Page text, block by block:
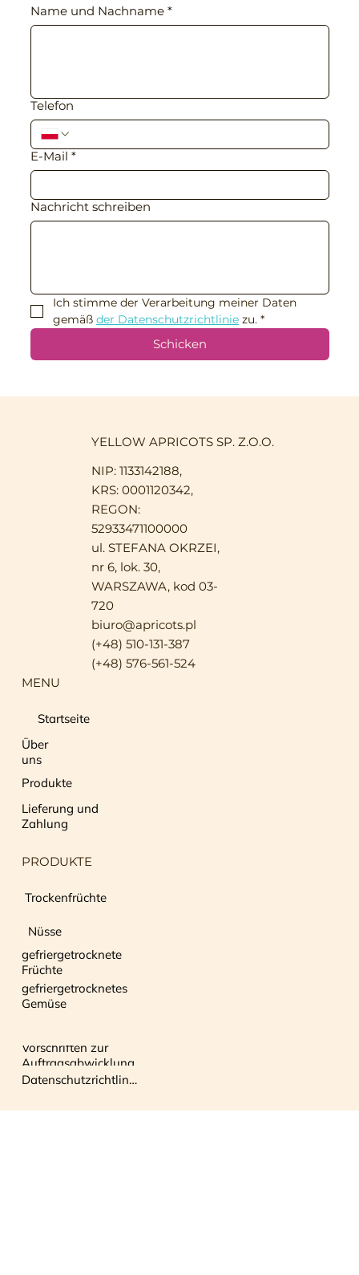
Name und Nachname *
Telefon
E-Mail *
Nachricht schreiben
Ich stimme der Verarbeitung meiner Daten
gemäß der Datenschutzrichtlinie zu. *
Schicken
YELLOW APRICOTS SP. Z.O.O.
NIP: 1133142188,
KRS: 0001120342,
REGON:
52933471100000
ul. STEFANA OKRZEI,
nr 6, lok. 30,
WARSZAWA, kod 03-
720
biuro@apricots.pl
(+48) 510-131-387
(+48) 576-561-524
MENU
Startseite
Über
uns
Produkte
Lieferung und
Zahlung
PRODUKTE
Trockenfrüchte
Nüsse
gefriergetrocknete
Früchte
gefriergetrocknetes
Gemüse
Vorschriften zur
Auftragsabwicklung
Datenschutzrichtlinie